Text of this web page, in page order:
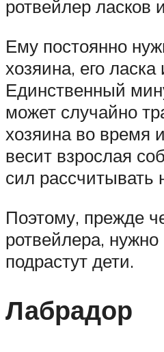
ротвейлер ласков
Ему постоянно
хозяина, его ласка
Единственный
может случайно
хозяина во время
весит взрослая
сил рассчитывать
Поэтому, прежде
ротвейлера,
подрастут дети.
Лабрадор